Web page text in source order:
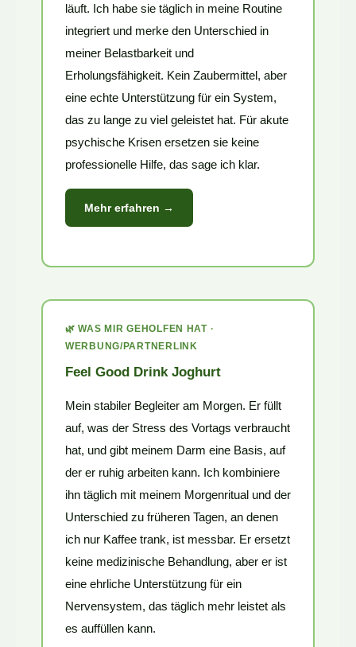
läuft. Ich habe sie täglich in meine Routine
integriert und merke den Unterschied in
meiner Belastbarkeit und
Erholungsfähigkeit. Kein Zaubermittel, aber
eine echte Unterstützung für ein System,
das zu lange zu viel geleistet hat. Für akute
psychische Krisen ersetzen sie keine
professionelle Hilfe, das sage ich klar.
Mehr erfahren →
🌿 WAS MIR GEHOLFEN HAT ·
WERBUNG/PARTNERLINK
Feel Good Drink Joghurt
Mein stabiler Begleiter am Morgen. Er füllt
auf, was der Stress des Vortags verbraucht
hat, und gibt meinem Darm eine Basis, auf
der er ruhig arbeiten kann. Ich kombiniere
ihn täglich mit meinem Morgenritual und der
Unterschied zu früheren Tagen, an denen
ich nur Kaffee trank, ist messbar. Er ersetzt
keine medizinische Behandlung, aber er ist
eine ehrliche Unterstützung für ein
Nervensystem, das täglich mehr leistet als
es auffüllen kann.